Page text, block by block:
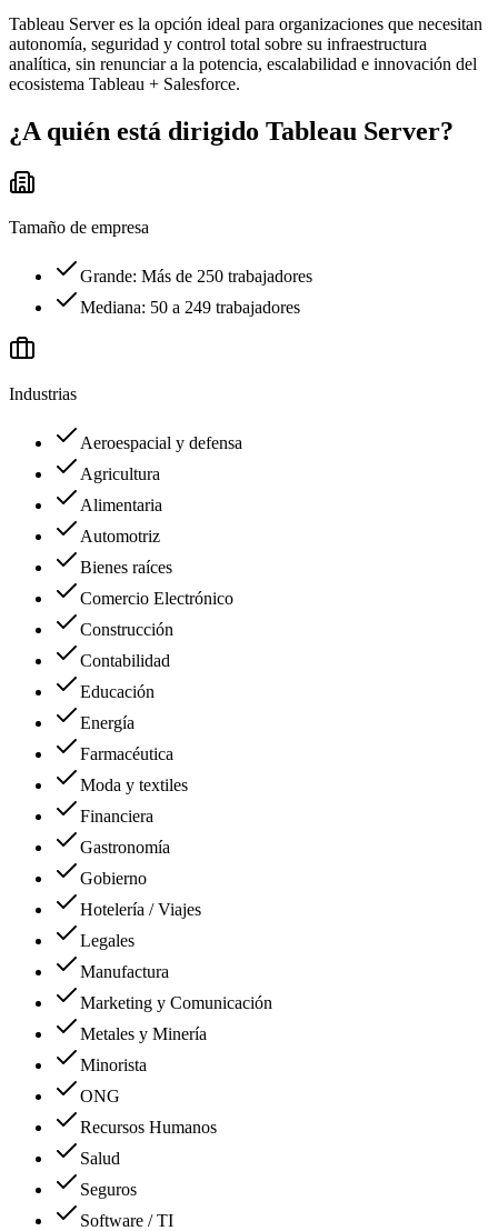
Tableau Server es la opción ideal para organizaciones que necesitan
autonomía, seguridad y control total sobre su infraestructura
analítica, sin renunciar a la potencia, escalabilidad e innovación del
ecosistema Tableau + Salesforce.
¿A quién está dirigido Tableau Server?
Tamaño de empresa
Grande: Más de 250 trabajadores
Mediana: 50 a 249 trabajadores
Industrias
Aeroespacial y defensa
Agricultura
Alimentaria
Automotriz
Bienes raíces
Comercio Electrónico
Construcción
Contabilidad
Educación
Energía
Farmacéutica
Moda y textiles
Financiera
Gastronomía
Gobierno
Hotelería / Viajes
Legales
Manufactura
Marketing y Comunicación
Metales y Minería
Minorista
ONG
Recursos Humanos
Salud
Seguros
Software / TI